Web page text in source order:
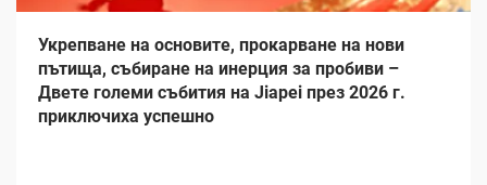
Укрепване на основите, прокарване на нови
пътища, събиране на инерция за пробиви –
Двете големи събития на Jiapei през 2026 г.
приключиха успешно